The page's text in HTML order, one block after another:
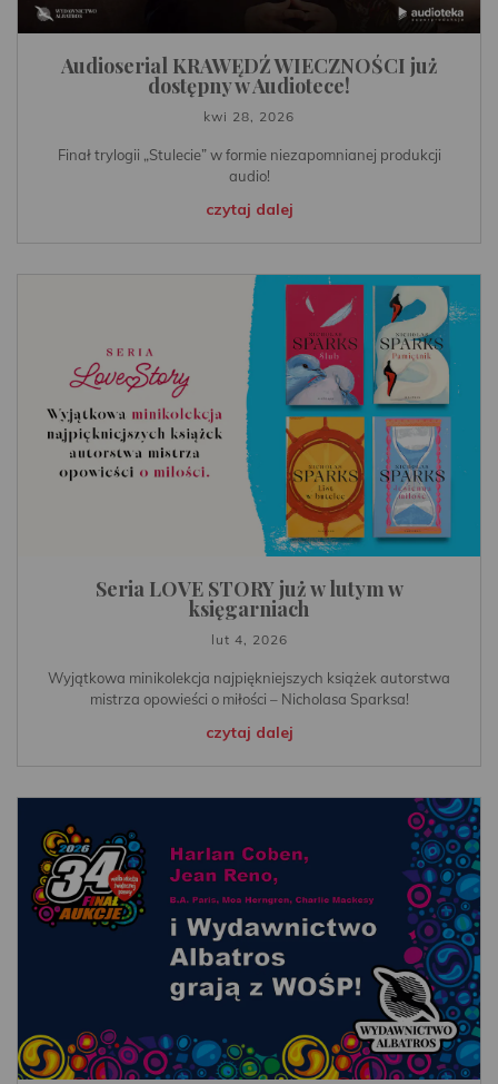
Audioserial KRAWĘDŹ WIECZNOŚCI już
dostępny w Audiotece!
kwi 28, 2026
Finał trylogii „Stulecie” w formie niezapomnianej produkcji
audio!
czytaj dalej
Seria LOVE STORY już w lutym w
księgarniach
lut 4, 2026
Wyjątkowa minikolekcja najpiękniejszych książek autorstwa
mistrza opowieści o miłości – Nicholasa Sparksa!
czytaj dalej